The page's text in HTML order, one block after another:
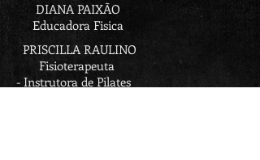
DIANA PAIXÃO
Educadora Fisica
PRISCILLA RAULINO
Fisioterapeuta
- Instrutora de Pilates